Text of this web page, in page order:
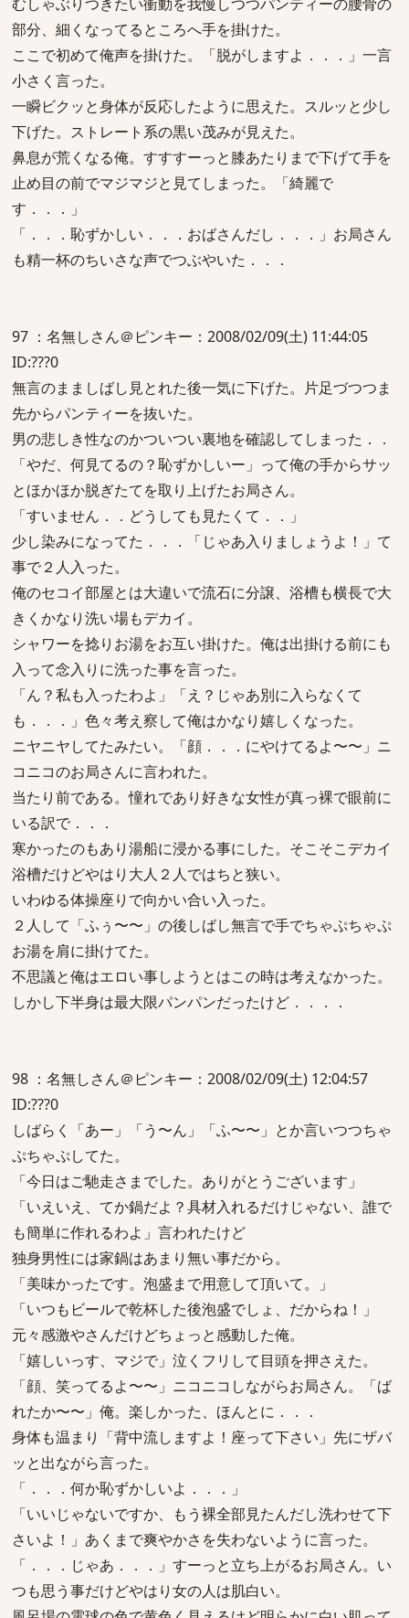
部分、細くなってるところへ手を掛けた。
ここで初めて俺声を掛けた。「脱がしますよ．．．」一言
小さく言った。
一瞬ビクッと身体が反応したように思えた。スルッと少し
下げた。ストレート系の黒い茂みが見えた。
鼻息が荒くなる俺。すすすーっと膝あたりまで下げて手を
止め目の前でマジマジと見てしまった。「綺麗で
す．．．」
「．．．恥ずかしい．．．おばさんだし．．．」お局さん
も精一杯のちいさな声でつぶやいた．．．
97 ：名無しさん＠ピンキー：2008/02/09(土) 11:44:05
ID:???0
無言のまましばし見とれた後一気に下げた。片足づつつま
先からパンティーを抜いた。
男の悲しき性なのかついつい裏地を確認してしまった．．
「やだ、何見てるの？恥ずかしいー」って俺の手からサッ
とほかほか脱ぎたてを取り上げたお局さん。
「すいません．．どうしても見たくて．．」
少し染みになってた．．．「じゃあ入りましょうよ！」て
事で２人入った。
俺のセコイ部屋とは大違いで流石に分譲、浴槽も横長で大
きくかなり洗い場もデカイ。
シャワーを捻りお湯をお互い掛けた。俺は出掛ける前にも
入って念入りに洗った事を言った。
「ん？私も入ったわよ」「え？じゃあ別に入らなくて
も．．．」色々考え察して俺はかなり嬉しくなった。
ニヤニヤしてたみたい。「顔．．．にやけてるよ〜〜」ニ
コニコのお局さんに言われた。
当たり前である。憧れであり好きな女性が真っ裸で眼前に
いる訳で．．．
寒かったのもあり湯船に浸かる事にした。そこそこデカイ
浴槽だけどやはり大人２人ではちと狭い。
いわゆる体操座りで向かい合い入った。
２人して「ふぅ〜〜」の後しばし無言で手でちゃぷちゃぷ
お湯を肩に掛けてた。
不思議と俺はエロい事しようとはこの時は考えなかった。
しかし下半身は最大限パンパンだったけど．．．．
98 ：名無しさん＠ピンキー：2008/02/09(土) 12:04:57
ID:???0
しばらく「あー」「う〜ん」「ふ〜〜」とか言いつつちゃ
ぷちゃぷしてた。
「今日はご馳走さまでした。ありがとうございます」
「いえいえ、てか鍋だよ？具材入れるだけじゃない、誰で
も簡単に作れるわよ」言われたけど
独身男性には家鍋はあまり無い事だから。
「美味かったです。泡盛まで用意して頂いて。」
「いつもビールで乾杯した後泡盛でしょ、だからね！」
元々感激やさんだけどちょっと感動した俺。
「嬉しいっす、マジで」泣くフリして目頭を押さえた。
「顔、笑ってるよ〜〜」ニコニコしながらお局さん。「ば
れたか〜〜」俺。楽しかった、ほんとに．．．
身体も温まり「背中流しますよ！座って下さい」先にザバ
ッと出ながら言った。
「．．．何か恥ずかしいよ．．．」
「いいじゃないですか、もう裸全部見たんだし洗わせて下
さいよ！」あくまで爽やかさを失わないように言った。
「．．．じゃあ．．．」すーっと立ち上がるお局さん。い
つも思う事だけどやはり女の人は肌白い。